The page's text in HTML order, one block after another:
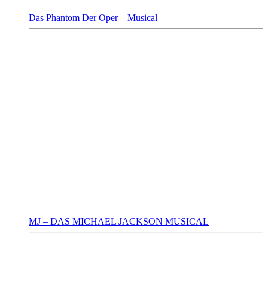
Das Phantom Der Oper – Musical
MJ – DAS MICHAEL JACKSON MUSICAL